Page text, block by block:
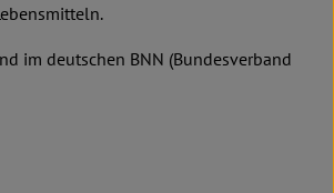
im deutschen BNN (Bundesverband